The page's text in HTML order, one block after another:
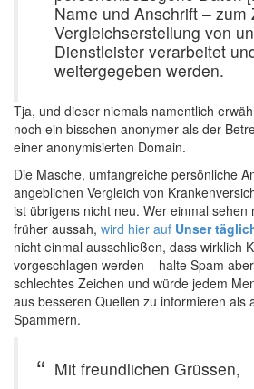
Name und Anschrift – zum
Vergleichserstellung von
Dienstleister verarbeitet
weitergegeben werden.
Tja, und dieser niemals namentlich
noch ein bisschen anonymer als der
einer anonymisierten Domain.
Die Masche, umfangreiche persönliche
angeblichen Vergleich von
ist übrigens nicht neu. Wer einmal sehen
früher aussah, wird hier auf Unser
nicht einmal ausschließen, dass wirklich
vorgeschlagen werden – halte Spam
schlechtes Zeichen und würde jedem
aus besseren Quellen zu informieren als
Spammern.
Mit freundlichen Grüssen,